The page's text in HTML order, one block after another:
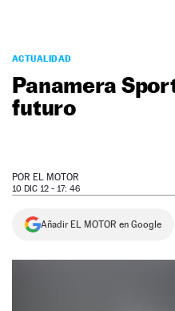
PODCAST
MOTOS
TECNOLOGÍA
SERVICIOS
NEWSLETTER
ACTUALIDAD
Panamera
futuro
POR EL MOTOR
10 DIC 12 - 17: 46
Añadir EL MOTOR en Google